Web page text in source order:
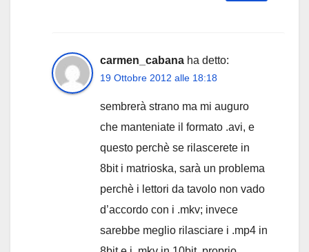
carmen_cabana ha detto:
19 Ottobre 2012 alle 18:18
sembrerà strano ma mi auguro
che manteniate il formato .avi, e
questo perchè se rilascerete in
8bit i matrioska, sarà un problema
perchè i lettori da tavolo non vado
d’accordo con i .mkv; invece
sarebbe meglio rilasciare i .mp4 in